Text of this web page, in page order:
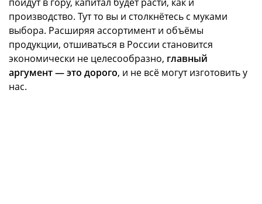
производство. Тут то вы и столкнётесь с муками
выбора. Расширяя ассортимент и объёмы
продукции, отшиваться в России становится
экономически не целесообразно, главный
аргумент — это дорого, и не всё могут изготовить у
нас.